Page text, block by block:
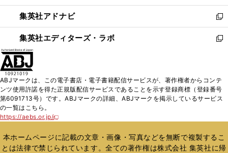
開
く
ウ
で
開
く
ン
ド
ウ
で
ウ
ィ
ン
ド
く
集英社アドナビ
新
し
い
ド
ウ
で
集英社エディターズ・ラボ
新
ィ
ン
開
く
ABJマークは、この電子書店・電子書籍配信サービスが、著作権者からコンテ
ンツ使用許諾を得た正規版配信サービスであることを示す登録商標（登録番号
第6091713号）です。ABJマークの詳細、ABJマークを掲示しているサービス
の一覧はこちら。
https://aebs.or.jp/
新
い
ウ
ィ
本ホームページに記載の文章・画像・写真などを無断で複製するこ
とは法律で禁じられています。全ての著作権は株式会社 集英社に帰